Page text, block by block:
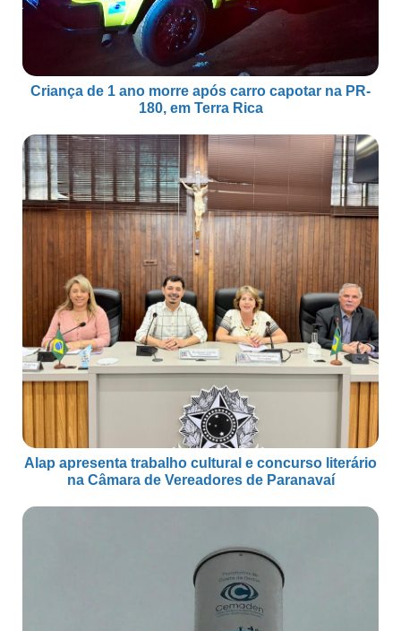
Criança de 1 ano morre após carro capotar na PR-
180, em Terra Rica
Alap apresenta trabalho cultural e concurso literário
na Câmara de Vereadores de Paranavaí